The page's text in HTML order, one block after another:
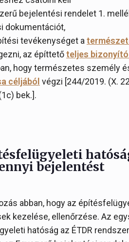
bejelentési rendelet 1.
dokumentációt,
tevékenységet a
az építtetőteljes
hogy természetes személy
céljából végzi [244/2019. (X.
bek.].
bejelentést
abban, hogy az
kezelése, ellenőrzése. Az
hatóság az ÉTDR